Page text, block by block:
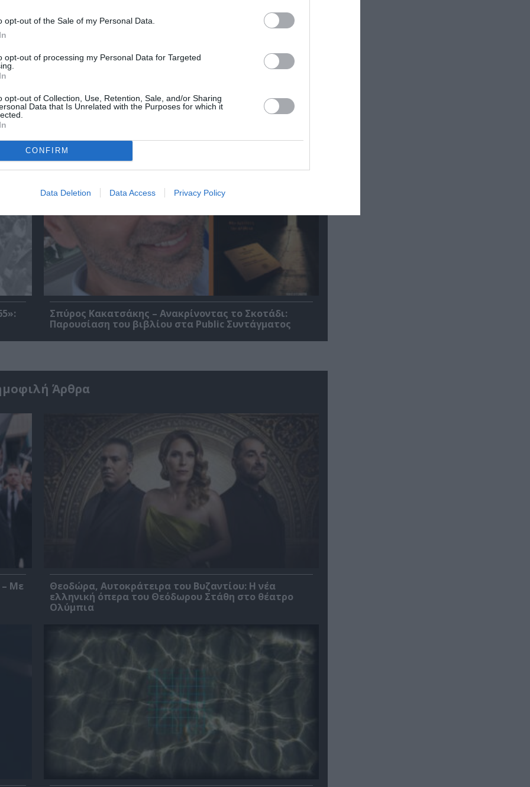
opt-out of the Sale of my Personal Data.
opt-out of processing my Personal Data for Targeted
opt-out of Collection, Use, Retention, Sale, and/or Sharing
Data that Is Unrelated with the Purposes for which it
CONFIRM
Data Deletion Data Access Privacy Policy
Έκθεση Βιβλίου 2026 στο Ναύπλιο
Σπύρος Κακατσάκης – Ανακρίνοντας το Σκοτάδι:
Παρουσίαση του βιβλίου στα Public Συντάγματος
Άρθρα
– Με
Θεοδώρα, Αυτοκράτειρα του Βυζαντίου: Η νέα
ελληνική όπερα του Θεόδωρου Στάθη στο θέατρο
Ολύμπια